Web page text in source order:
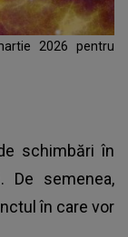
2026 pentru
schimbări în
De semenea,
în care vor